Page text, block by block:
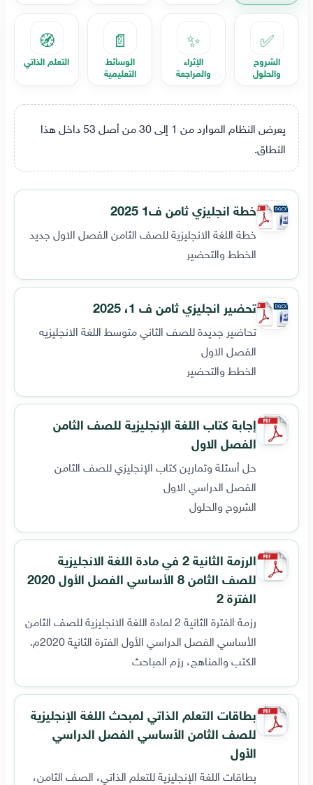
✅
الشروح
والحلول
✨
الإثراء
والمراجعة
📄
الوسائط
التعليمية
🧭
التعلم الذاتي
يعرض النظام الموارد من 1 إلى 30 من أصل 53 داخل هذا
النطاق.
خطة انجليزي ثامن ف1 2025
خطة اللغة الانجليزية للصف الثامن الفصل الاول جديد
الخطط والتحضير
تحضير انجليزي ثامن ف 1، 2025
تحاضير جديدة للصف الثاني متوسط اللغة الانجليزيه
الفصل الاول
الخطط والتحضير
إجابة كتاب اللغة الإنجليزية للصف الثامن
الفصل الاول
حل أسئلة وتمارين كتاب الإنجليزي للصف الثامن
الفصل الدراسي الاول
الشروح والحلول
الرزمة الثانية 2 في مادة اللغة الانجليزية
للصف الثامن 8 الأساسي الفصل الأول 2020
الفترة 2
رزمة الفترة الثانية 2 لمادة اللغة الانجليزية للصف الثامن
الأساسي الفصل الدراسي الأول الفترة الثانية 2020م.
الكتب والمناهج، رزم المباحث
بطاقات التعلم الذاتي لمبحث اللغة الإنجليزية
للصف الثامن الأساسي الفصل الدراسي
الأول
بطاقات اللغة الإنجليزية للتعلم الذاتي، الصف الثامن،